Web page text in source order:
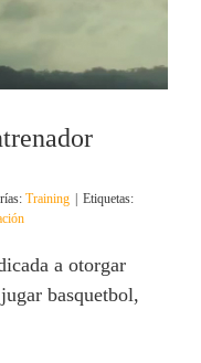
Training
Etiquetas:
a otorgar
basquetbol,